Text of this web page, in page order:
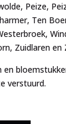
Peize,
Ten
Zuidlaren en
en
verstuurd.